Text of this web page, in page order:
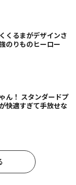
くるまがデザインさ
のりものヒーロー
ん！ スタンダードプ
快適すぎて手放せな